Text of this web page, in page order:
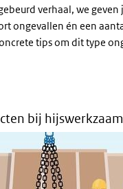
verhaal, we
ongevallen én een
tips om dit type
bij